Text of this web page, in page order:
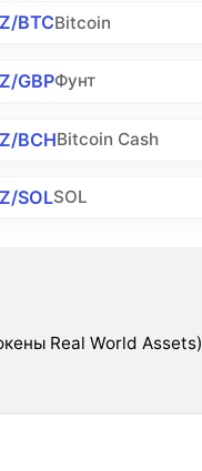
BTCBitcoin
GBPФунт
BCHBitcoin Cash
SOLSOL
Real World Assets)